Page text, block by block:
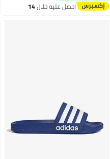
احصل عليه خلال14